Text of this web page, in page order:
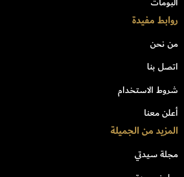
روابط مفيدة
من نحن
اتصل بنا
شروط الاستخدام
أعلن معنا
المزيد من الجميلة
مجلة سيدتي